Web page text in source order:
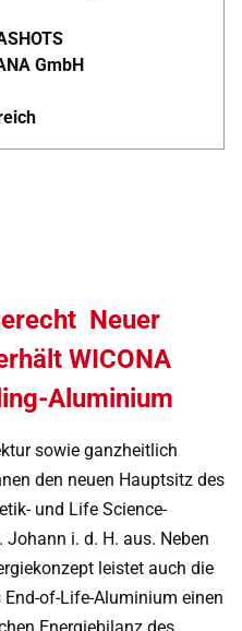
GmbH
Neuer
WICONA
Aluminium
sowie ganzheitlich
den neuen Hauptsitz des
und Life Science-
Johann i. d. H. aus. Neben
leistet auch die
of-Life-Aluminium einen